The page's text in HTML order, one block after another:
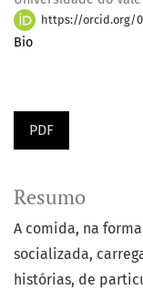
https://orcid.org/
Bio
PDF
Resumo
A comida, na
socializada,
histórias, de